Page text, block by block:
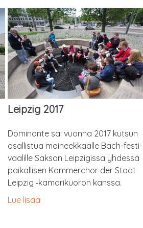
Leipzig 2017
Domi­nan­te sai vuon­na 2017 kut­sun
osal­lis­tua mai­neek­kaal­le Bach-fes­ti­
vaa­lil­le Sak­san Leipzi­gis­sa yhdes­sä
pai­kal­li­sen Kam­merc­hor der Stadt
Leipzig ‑kama­ri­kuo­ron kanssa.
Lue lisää